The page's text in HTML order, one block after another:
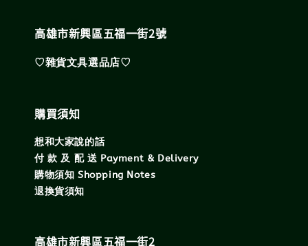
高雄市新興區五福一街2號
♡雜貨文具選品店♡
購買須知
想和大家說的話
付 款 及 配 送 Payment & Delivery
購物須知 Shopping Notes
退換貨須知
高雄市新興區五福一街2